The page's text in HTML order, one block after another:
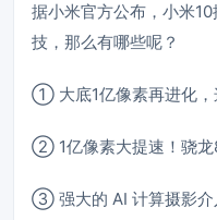
据小米官方公布，小米
技，那么有哪些呢？
① 大底1亿像素再进化，
② 1亿像素大提速！骁龙
③ 强大的 AI 计算摄影介